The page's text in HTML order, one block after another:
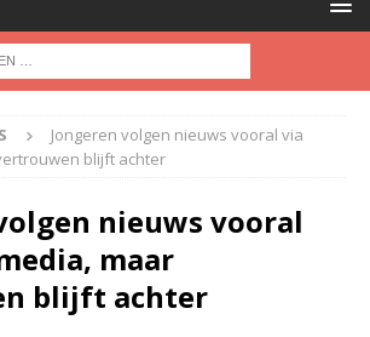
Jongeren volgen nieuws vooral via
blijft achter
nieuws vooral
maar
blijft achter